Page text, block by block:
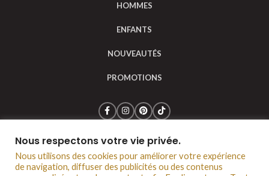
HOMMES
ENFANTS
NOUVEAUTÉS
PROMOTIONS
Saphir Caftan © 2024 Mentions légales CGV
Politique de confidentialité Notre boutique à Lyon
Nous respectons votre vie privée.
Nous utilisons des cookies pour améliorer votre expérience
de navigation, diffuser des publicités ou des contenus